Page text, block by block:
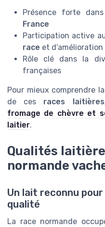
Présence forte
France
Participation active
race et
Rôle clé dans la
françaises
Pour mieux comprendre
de ces races laitières
fromage de chèvre et
laitier.
Qualités
normande
Un lait reconnu
qualité
La race normande